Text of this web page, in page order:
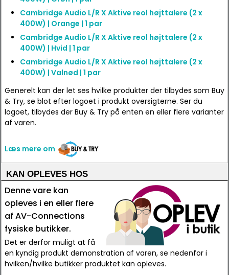
Cambridge Audio L/R X Aktive reol højttalere (2 x
400W) | Orange | 1 par
Cambridge Audio L/R X Aktive reol højttalere (2 x
400W) | Hvid | 1 par
Cambridge Audio L/R X Aktive reol højttalere (2 x
400W) | Valnød | 1 par
Generelt kan der let ses hvilke produkter der tilbydes som Buy
& Try, se blot efter logoet i produkt oversigterne. Ser du
logoet, tilbydes der Buy & Try på enten en eller flere varianter
af varen.
Læs mere om
KAN OPLEVES HOS
Denne vare kan
opleves i en eller flere
af AV-Connections
fysiske butikker.
Det er derfor muligt at få
en kyndig produkt demonstration af varen, se nedenfor i
hvilken/hvilke butikker produktet kan opleves.